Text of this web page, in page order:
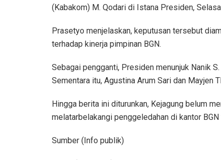
(Kabakom) M. Qodari di Istana Presiden,
Prasetyo menjelaskan, keputusan tersebut
terhadap kinerja pimpinan BGN.
Sebagai pengganti, Presiden menunjuk Nanik
Sementara itu, Agustina Arum Sari dan Mayjen
Hingga berita ini diturunkan, Kejagung belum
melatarbelakangi penggeledahan di kantor
Sumber (Info publik)